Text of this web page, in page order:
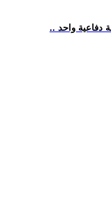
دفاعية واحد